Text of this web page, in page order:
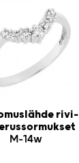
rivi-
M-14w